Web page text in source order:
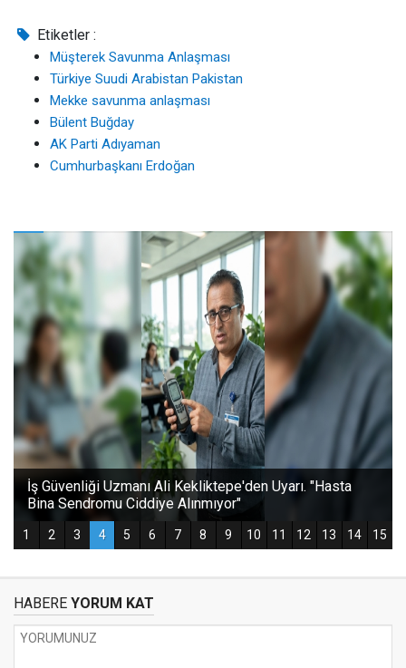
Etiketler :
Müşterek Savunma Anlaşması
Türkiye Suudi Arabistan Pakistan
Mekke savunma anlaşması
Bülent Buğday
AK Parti Adıyaman
Cumhurbaşkanı Erdoğan
HABERE YORUM KAT